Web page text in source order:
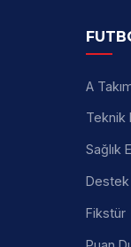
A
Teknik
Sağlık
Destek
Fikstür